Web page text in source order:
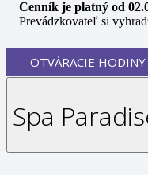
Cenník je platný od
Prevádzkovateľ si
OTVÁRACIE HODINY
Spa